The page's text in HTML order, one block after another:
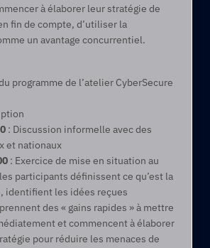
à élaborer leur stratégie de
fin de compte, d’utiliser la
un avantage concurrentiel.
programme de l’atelier CyberSecure
: Discussion informelle avec des
et nationaux
: Exercice de mise en situation au
participants définissent ce qu’est la
identifient les idées reçues
des « gains rapides » à mettre
et commencent à élaborer
pour réduire les menaces de